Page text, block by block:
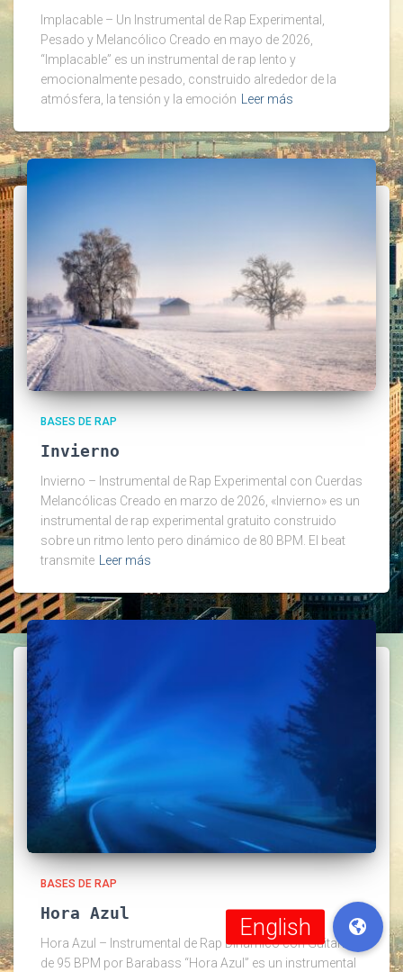
Implacable – Un Instrumental de Rap Experimental,
Pesado y Melancólico Creado en mayo de 2026,
“Implacable” es un instrumental de rap lento y
emocionalmente pesado, construido alrededor de la
atmósfera, la tensión y la emoción
Leer más
BASES DE RAP
Invierno
Invierno – Instrumental de Rap Experimental con Cuerdas
Melancólicas Creado en marzo de 2026, «Invierno» es un
instrumental de rap experimental gratuito construido
sobre un ritmo lento pero dinámico de 80 BPM. El beat
transmite Leer más
BASES DE RAP
Hora Azul
Hora Azul – Instrumental de Rap Dinámico con Guitarra
de 95 BPM por Barabass “Hora Azul” es un instrumental